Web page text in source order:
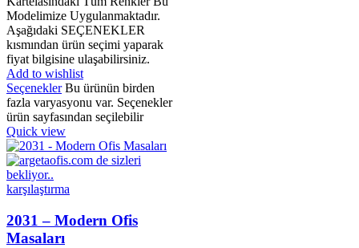
Modelimize Uygulanmaktadır.
Aşağıdaki SEÇENEKLER
kısmından ürün seçimi yaparak
fiyat bilgisine ulaşabilirsiniz.
Add to wishlist
Seçenekler Bu ürünün birden
fazla varyasyonu var. Seçenekler
ürün sayfasından seçilebilir
Quick view
karşılaştırma
2031 – Modern Ofis
Masaları